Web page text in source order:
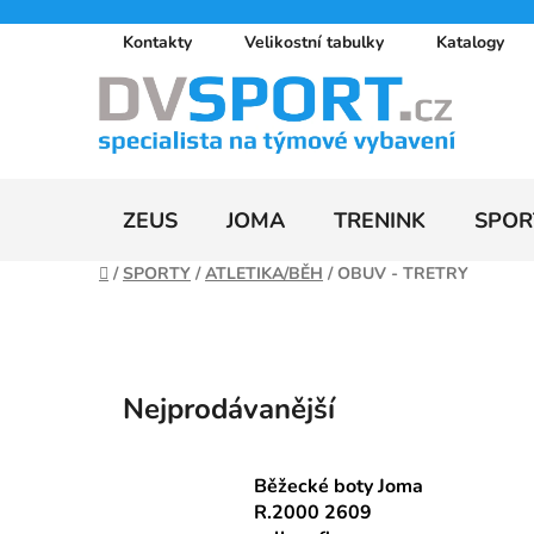
Kontakty Velikostní tabulky Katalogy
ZEUS JOMA TRENINK
Domů
/ SPORTY / ATLETIKA/BĚH / OBUV - TRETRY
Nejprodávanější
Běžecké boty Joma
R.2000 2609